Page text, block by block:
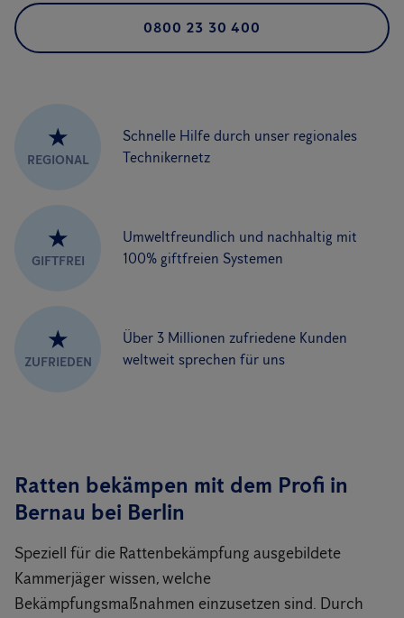
0800 23 30 400
★
REGIONAL
Schnelle Hilfe durch unser regionales
Technikernetz
★
GIFTFREI
Umweltfreundlich und nachhaltig mit
100% giftfreien Systemen
★
ZUFRIEDEN
Über 3 Millionen zufriedene Kunden
weltweit sprechen für uns
Ratten bekämpen mit dem Profi in
Bernau bei Berlin
Speziell für die Rattenbekämpfung ausgebildete
Kammerjäger wissen, welche
Bekämpfungsmaßnahmen einzusetzen sind. Durch